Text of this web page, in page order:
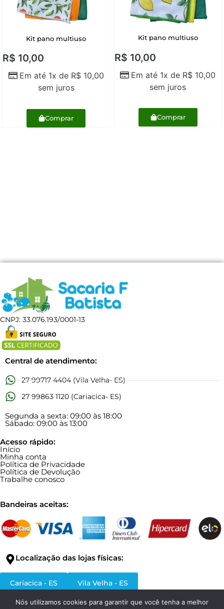
Kit pano multiuso
R$ 10,00
Em até 1x de R$10,00
sem juros
Comprar
Kit pano multiuso
R$ 10,00
Em até 1x de R$ 10,00
sem juros
Comprar
CNPJ: 33.076.193/0001-13
Central de atendimento:
27 99717 4404 (Vila Velha- ES)
27 99863 1120 (Cariacica- ES)
Segunda a sexta: 09:00 às 18:00
Sábado: 09:00 às 13:00
Acesso rápido:
Início
Minha conta
Política de Privacidade
Política de Devolução
Trabalhe conosco
Bandeiras aceitas:
Localização das lojas físicas:
Cariacica - ES Vila Velha - ES
Nós utilizamos cookies para garantir que você tenha a melhor